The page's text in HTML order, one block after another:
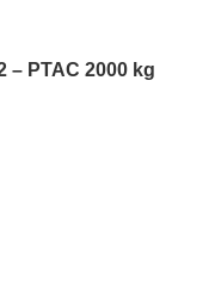
– PTAC 2000 kg